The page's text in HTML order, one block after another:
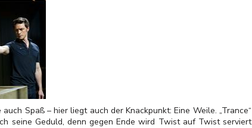
Spaß – hier liegt auch der Knackpunkt: Eine Weile. „Trance“
seine Geduld, denn gegen Ende wird Twist auf Twist serviert